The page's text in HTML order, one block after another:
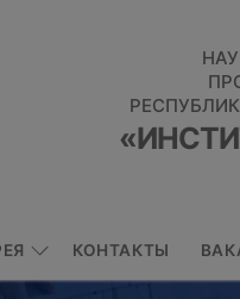
КОНТАКТЫ